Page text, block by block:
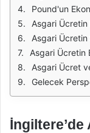
Pound'un
Asgari Ücretin
Asgari Ücretin
Asgari Ücretin
Asgari Ücret
Gelecek